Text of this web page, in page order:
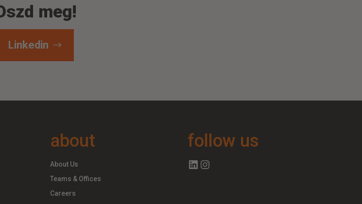
meg!
Linkedin
about
About Us
Teams & Offices
Careers
follow us
Follow us on Linkedin
Follow us on Instagram